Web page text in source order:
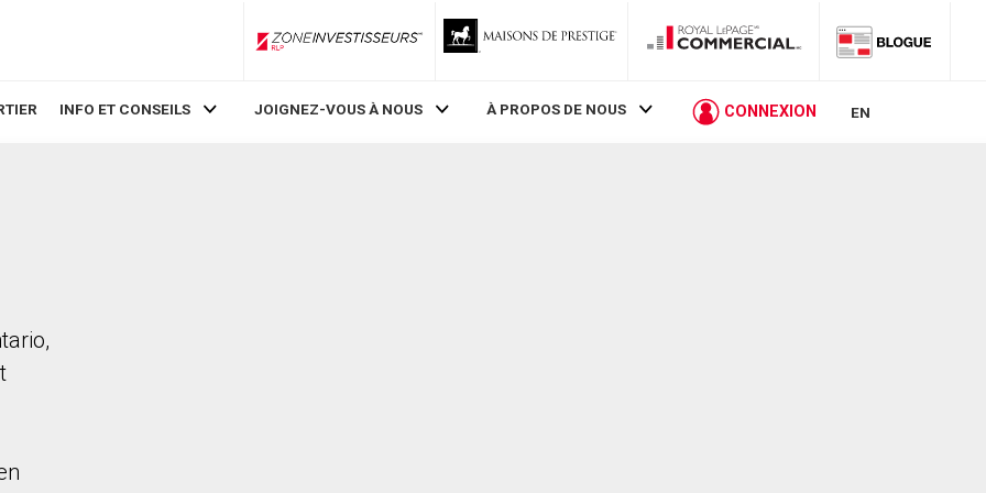
ZoneInvestisseurs RLP
INFO ET CONSEILS JOIGNEZ-VOUS À NOUS À PROPOS DE NOUS CONNEXION EN